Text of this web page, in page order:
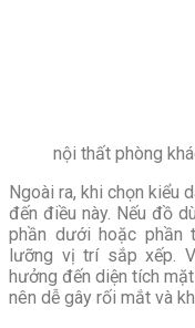
nội thất phòng
Ngoài ra, khi chọn kiểu
đến điều này. Nếu đồ
phần dưới hoặc phần
lưỡng vị trí sắp xếp.
hưởng đến diện tích
nên dễ gây rối mắt và